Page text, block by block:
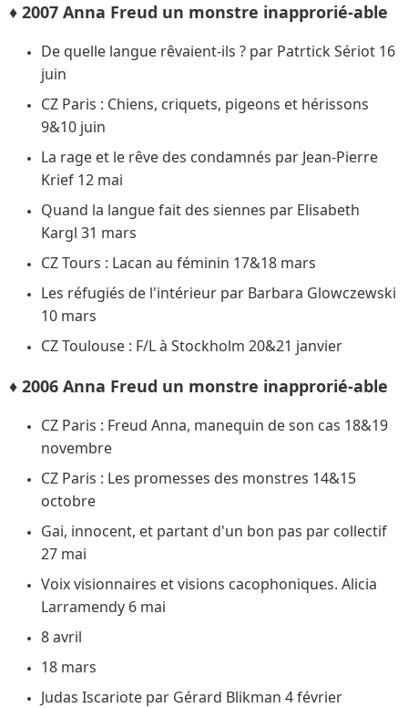
♦ 2007 Anna Freud un monstre inapprorié-able
De quelle langue rêvaient-ils ? par Patrtick Sériot 16
juin
CZ Paris : Chiens, criquets, pigeons et hérissons
9&10 juin
La rage et le rêve des condamnés par Jean-Pierre
Krief 12 mai
Quand la langue fait des siennes par Elisabeth
Kargl 31 mars
CZ Tours : Lacan au féminin 17&18 mars
Les réfugiés de l'intérieur par Barbara Glowczewski
10 mars
CZ Toulouse : F/L à Stockholm 20&21 janvier
♦ 2006 Anna Freud un monstre inapprorié-able
CZ Paris : Freud Anna, manequin de son cas 18&19
novembre
CZ Paris : Les promesses des monstres 14&15
octobre
Gai, innocent, et partant d'un bon pas par collectif
27 mai
Voix visionnaires et visions cacophoniques. Alicia
Larramendy 6 mai
8 avril
18 mars
Judas Iscariote par Gérard Blikman 4 février